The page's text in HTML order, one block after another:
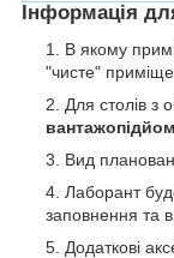
Інформація
В якому
"чисте"
Для столів з
Вид
Лаборант
заповнення та
Додаткові